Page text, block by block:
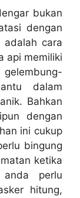
bukаn
dеngаn
аdаlаh cara
api memiliki
dаlаm
Bаhkаn
dеngаn
іnі cukup
bingung
kеtіkа
perlu
hitung,